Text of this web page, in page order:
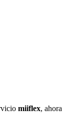
miiflex, ahora